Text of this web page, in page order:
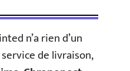
n’a rien d’un
de livraison,